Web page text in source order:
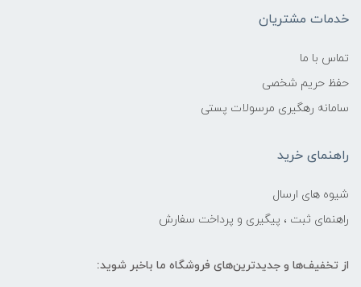
خدمات مشتریان
تماس با ما
حفظ حریم شخصی
سامانه رهگیری مرسولات پستی
راهنمای خرید
شیوه های ارسال
راهنمای ثبت ، پیگیری و پرداخت سفارش
از تخفیف‌ها و جدیدترین‌های فروشگاه ما باخبر شوید: